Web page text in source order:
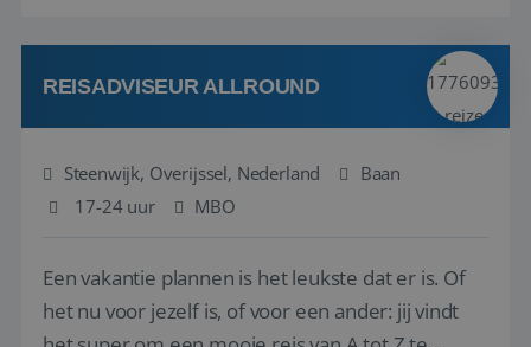
deze onderdelen zijn nu samen gevoegd...
REISADVISEUR ALLROUND
Steenwijk, Overijssel, Nederland
Baan
17-24 uur
MBO
Een vakantie plannen is het leukste dat er is. Of
het nu voor jezelf is, of voor een ander: jij vindt